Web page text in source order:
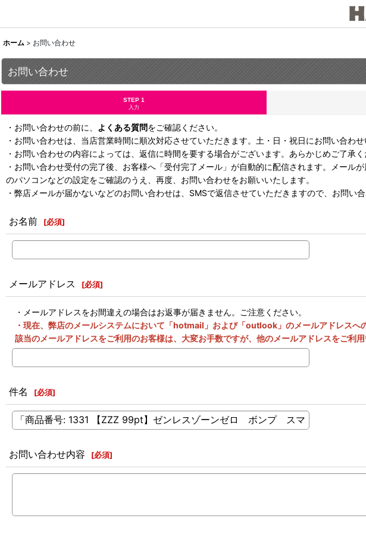
ホーム > お問い合わせ
お問い合わせ
STEP 1
入力
・お問い合わせの前に、 よくある質問をご確認ください。
・お問い合わせは、当店営業時間に順次対応させていただきます。土・日・祝日にお問い合わ
・お問い合わせの内容によっては、返信に時間を要する場合がございます。あらかじめご了承く
・お問い合わせ受付の完了後、お客様へ「受付完了メール」が自動的に配信されます。メー
のパソコンなどの設定をご確認のうえ、再度、お問い合わせをお願いいたします。
・弊店メールが届かないなどのお問い合わせは、SMSで返信させていただきますので、お問い
お名前 [必須]
メールアドレス [必須]
・メールアドレスをお間違えの場合はお返事が届きません。ご注意ください。
・現在、弊店のメールシステムにおいて「hotmail」および「outlook」のメールアドレスへ
該当のメールアドレスをご利用のお客様は、大変お手数ですが、他のメールアドレスをご利
件名 [必須]
お問い合わせ内容 [必須]